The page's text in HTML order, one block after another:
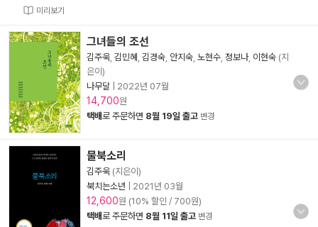
미리보기
그녀들의 조선
김주욱 김민혜 김경숙 안지숙 노현수 정보나, 이현숙 (지
은이)
나무달
2022년 07월
14,700원
택배로 주문하면 8월 19일 출고 변경
물북소리
김주욱 (지은이)
북치는소년
2021년 03월
12,600원 (10% 할인 / 700원)
택배로 주문하면 8월 11일 출고 변경